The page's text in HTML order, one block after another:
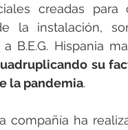
creadas
la instalación,
B.E.G. Hispania
su
la pandemia.
compañía ha